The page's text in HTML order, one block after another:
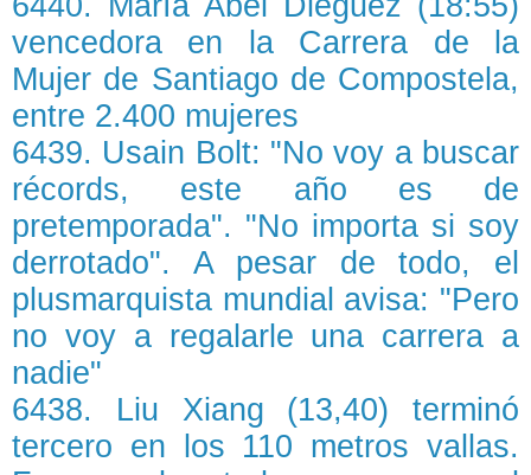
vencedora en la Carrera de la
Mujer de Santiago de Compostela,
entre 2.400 mujeres
6439. Usain Bolt: "No voy a buscar
récords, este año es de
pretemporada". "No importa si soy
derrotado". A pesar de todo, el
plusmarquista mundial avisa: "Pero
no voy a regalarle una carrera a
nadie"
6438. Liu Xiang (13,40) terminó
tercero en los 110 metros vallas.